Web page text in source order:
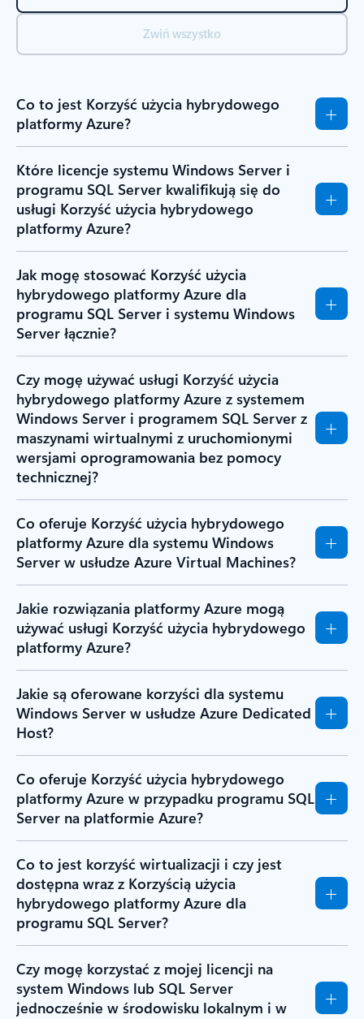
Zwiń wszystko
Co to jest Korzyść użycia hybrydowego
platformy Azure?
Które licencje systemu Windows Server i
programu SQL Server kwalifikują się do
usługi Korzyść użycia hybrydowego
platformy Azure?
Jak mogę stosować Korzyść użycia
hybrydowego platformy Azure dla
programu SQL Server i systemu Windows
Server łącznie?
Czy mogę używać usługi Korzyść użycia
hybrydowego platformy Azure z systemem
Windows Server i programem SQL Server z
maszynami wirtualnymi z uruchomionymi
wersjami oprogramowania bez pomocy
technicznej?
Co oferuje Korzyść użycia hybrydowego
platformy Azure dla systemu Windows
Server w usłudze Azure Virtual Machines?
Jakie rozwiązania platformy Azure mogą
używać usługi Korzyść użycia hybrydowego
platformy Azure?
Jakie są oferowane korzyści dla systemu
Windows Server w usłudze Azure Dedicated
Host?
Co oferuje Korzyść użycia hybrydowego
platformy Azure w przypadku programu SQL
Server na platformie Azure?
Co to jest korzyść wirtualizacji i czy jest
dostępna wraz z Korzyścią użycia
hybrydowego platformy Azure dla
programu SQL Server?
Czy mogę korzystać z mojej licencji na
system Windows lub SQL Server
jednocześnie w środowisku lokalnym i w